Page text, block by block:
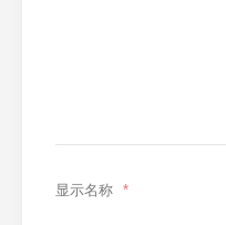
显示名称 *